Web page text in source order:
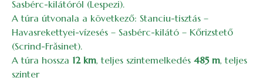
Sasbérc-kilátóról (Lespezi).
A túra útvonala a következő: Stanciu-tisztás –
Havasrekettyei-vízesés – Sasbérc-kilátó – Kőrizstető
(Scrind-Frăsinet).
A túra hossza 12 km, teljes szintemelkedés 485 m, teljes
szinter